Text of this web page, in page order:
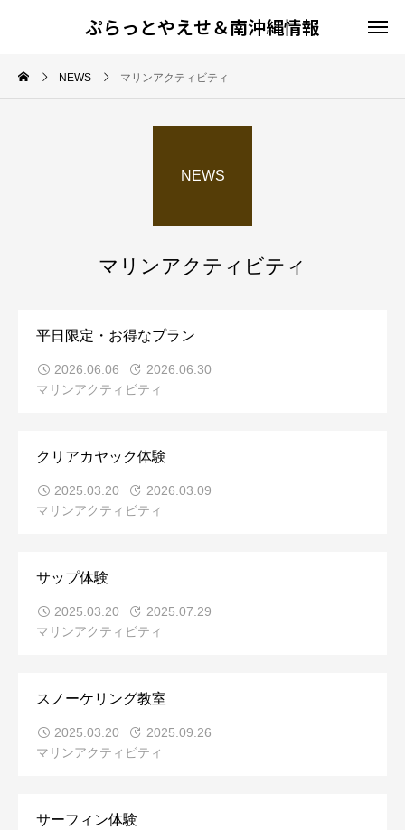
ぷらっとやえせ＆南沖縄情報
NEWS マリンアクティビティ
NEWS
マリンアクティビティ
平日限定・お得なプラン
2026.06.06
2026.06.30
マリンアクティビティ
クリアカヤック体験
2025.03.20
2026.03.09
マリンアクティビティ
サップ体験
2025.03.20
2025.07.29
マリンアクティビティ
スノーケリング教室
2025.03.20
2025.09.26
マリンアクティビティ
サーフィン体験